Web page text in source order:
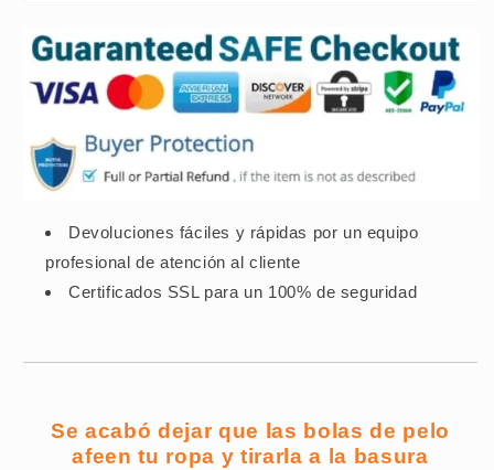
Devoluciones fáciles y rápidas por un equipo
profesional de atención al cliente
Certificados SSL para un 100% de seguridad
Se acabó dejar que las bolas de pelo
afeen tu ropa y tirarla a la basura